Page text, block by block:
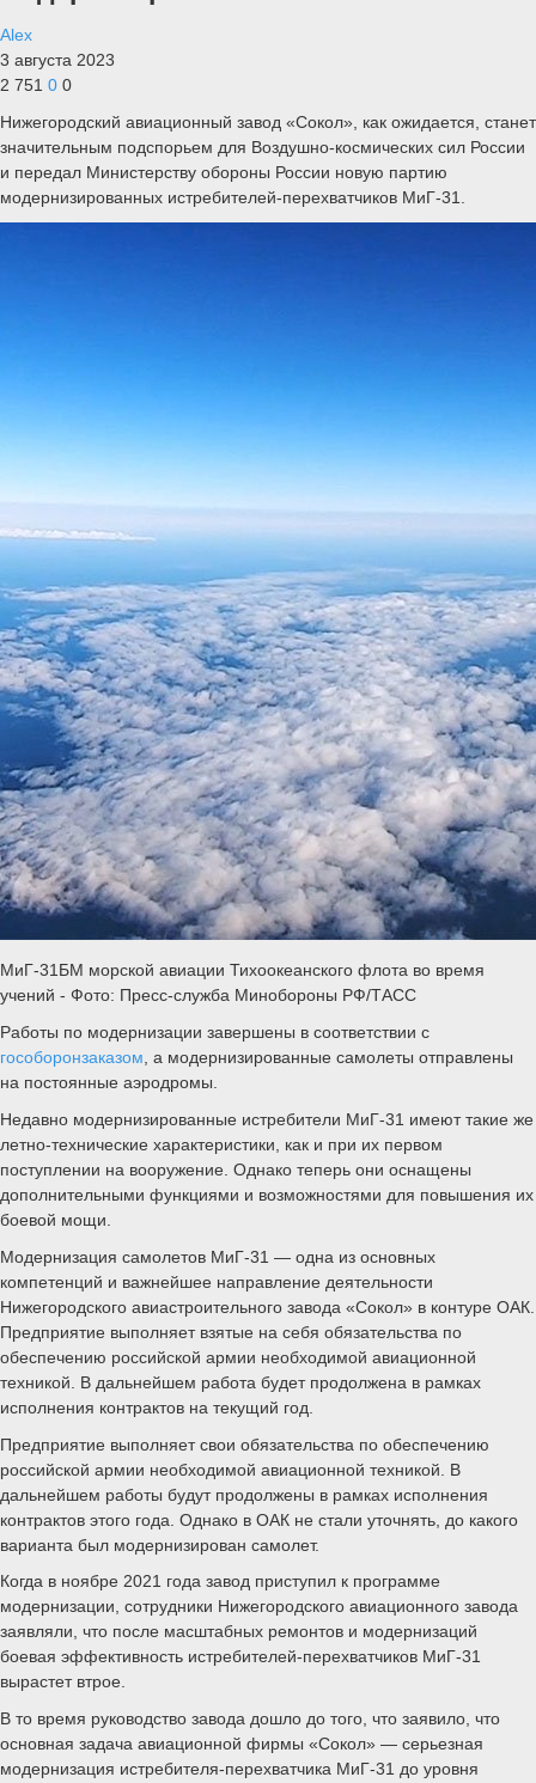
Alex
3 августа 2023
2 751 0 0
Нижегородский авиационный завод «Сокол», как ожидается, станет
значительным подспорьем для Воздушно-космических сил России
и передал Министерству обороны России новую партию
модернизированных истребителей-перехватчиков МиГ-31.
МиГ-31БМ морской авиации Тихоокеанского флота во время
учений - Фото: Пресс-служба Минобороны РФ/ТАСС
Работы по модернизации завершены в соответствии с
гособоронзаказом, а модернизированные самолеты отправлены
на постоянные аэродромы.
Недавно модернизированные истребители МиГ-31 имеют такие же
летно-технические характеристики, как и при их первом
поступлении на вооружение. Однако теперь они оснащены
дополнительными функциями и возможностями для повышения их
боевой мощи.
Модернизация самолетов МиГ-31 — одна из основных
компетенций и важнейшее направление деятельности
Нижегородского авиастроительного завода «Сокол» в контуре ОАК.
Предприятие выполняет взятые на себя обязательства по
обеспечению российской армии необходимой авиационной
техникой. В дальнейшем работа будет продолжена в рамках
исполнения контрактов на текущий год.
Предприятие выполняет свои обязательства по обеспечению
российской армии необходимой авиационной техникой. В
дальнейшем работы будут продолжены в рамках исполнения
контрактов этого года. Однако в ОАК не стали уточнять, до какого
варианта был модернизирован самолет.
Когда в ноябре 2021 года завод приступил к программе
модернизации, сотрудники Нижегородского авиационного завода
заявляли, что после масштабных ремонтов и модернизаций
боевая эффективность истребителей-перехватчиков МиГ-31
вырастет втрое.
В то время руководство завода дошло до того, что заявило, что
основная задача авиационной фирмы «Сокол» — серьезная
модернизация истребителя-перехватчика МиГ-31 до уровня